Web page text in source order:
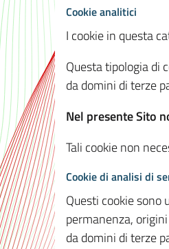
Cookie analitici
I cookie in questa
Questa tipologia di
da domini di terze
Nel presente Sito
Tali cookie non
Cookie di analisi di
Questi cookie
permanenza,
da domini di terze